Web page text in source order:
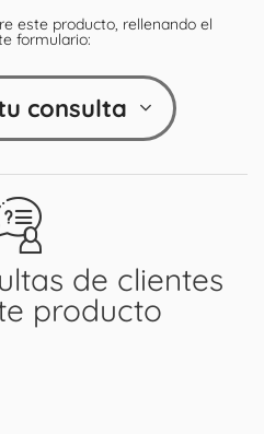
de clientes
producto
este producto, rellenando el
formulario:
consulta